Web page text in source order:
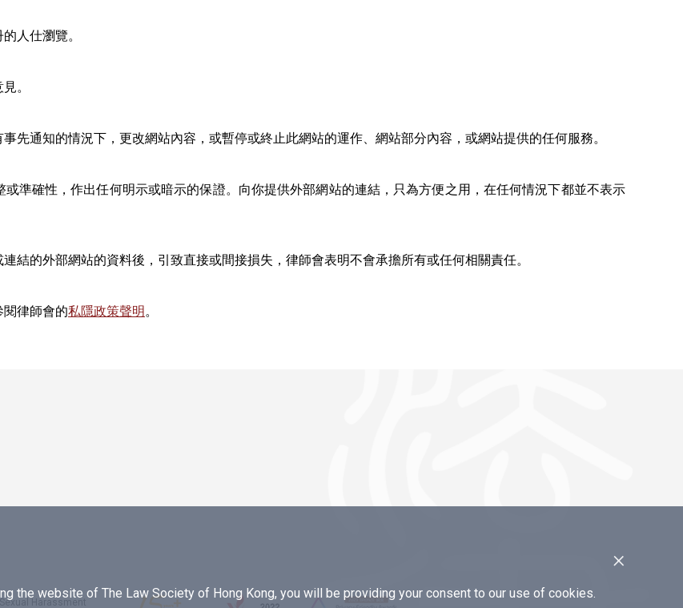
人仕瀏覽。
。
先通知的情況下，更改網站內容，或暫停或終止此網站的運作、網站部分內容，或網站提供的任何服務。
準確性，作出任何明示或暗示的保證。向你提供外部網站的連結，只為方便之用，在任何情況下都並不表示
結的外部網站的資料後，引致直接或間接損失，律師會表明不會承擔所有或任何相關責任。
律師會的私隱政策聲明。
×
the website of The Law Society of Hong Kong, you will be providing your consent to our use of cookies.
Harassment